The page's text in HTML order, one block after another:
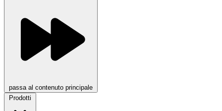
passa al contenuto principale
Prodotti